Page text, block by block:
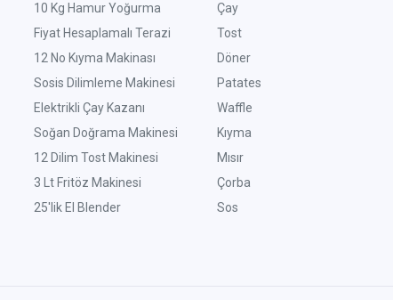
10 Kg Hamur Yoğurma
Fiyat Hesaplamalı Terazi
12 No Kıyma Makinası
Sosis Dilimleme Makinesi
Elektrikli Çay Kazanı
Soğan Doğrama Makinesi
12 Dilim Tost Makinesi
3 Lt Fritöz Makinesi
25'lik El Blender
Çay
Tost
Döner
Patates
Waffle
Kıyma
Mısır
Çorba
Sos